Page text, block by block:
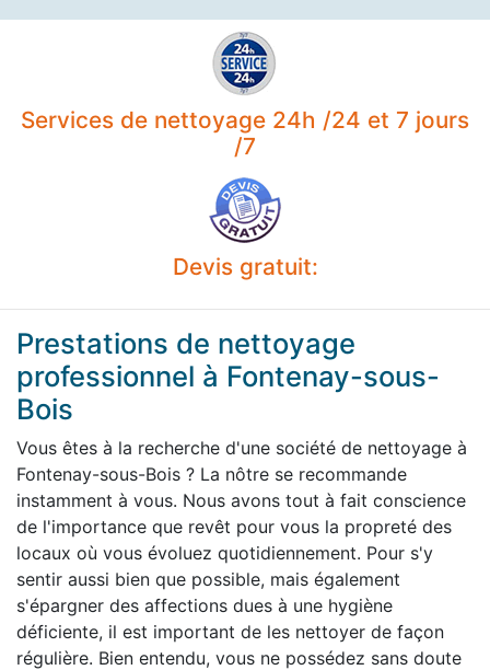
Services de nettoyage 24h /24 et 7 jours
/7
Devis gratuit:
Prestations de nettoyage
professionnel à Fontenay-sous-
Bois
Vous êtes à la recherche d'une société de nettoyage à
Fontenay-sous-Bois ? La nôtre se recommande
instamment à vous. Nous avons tout à fait conscience
de l'importance que revêt pour vous la propreté des
locaux où vous évoluez quotidiennement. Pour s'y
sentir aussi bien que possible, mais également
s'épargner des affections dues à une hygiène
déficiente, il est important de les nettoyer de façon
régulière. Bien entendu, vous ne possédez sans doute